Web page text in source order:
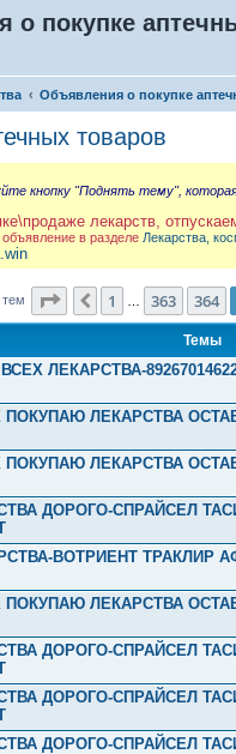
о покупке
Объявления о покупке
товаров
кнопку "Поднять тему",
лекарств,
в разделе Лекарства,
тем Страница 365из 429
Пред.
1 363 364
Темы
ЛЕКАРСТВА-
ПОКУПАЮ ЛЕКАРСТВА
ПОКУПАЮ ЛЕКАРСТВА
ДОРОГО-СПРАЙСЕЛ
ВОТРИЕНТ
ПОКУПАЮ ЛЕКАРСТВА
ДОРОГО-СПРАЙСЕЛ
ДОРОГО-СПРАЙСЕЛ
ДОРОГО-СПРАЙСЕЛ